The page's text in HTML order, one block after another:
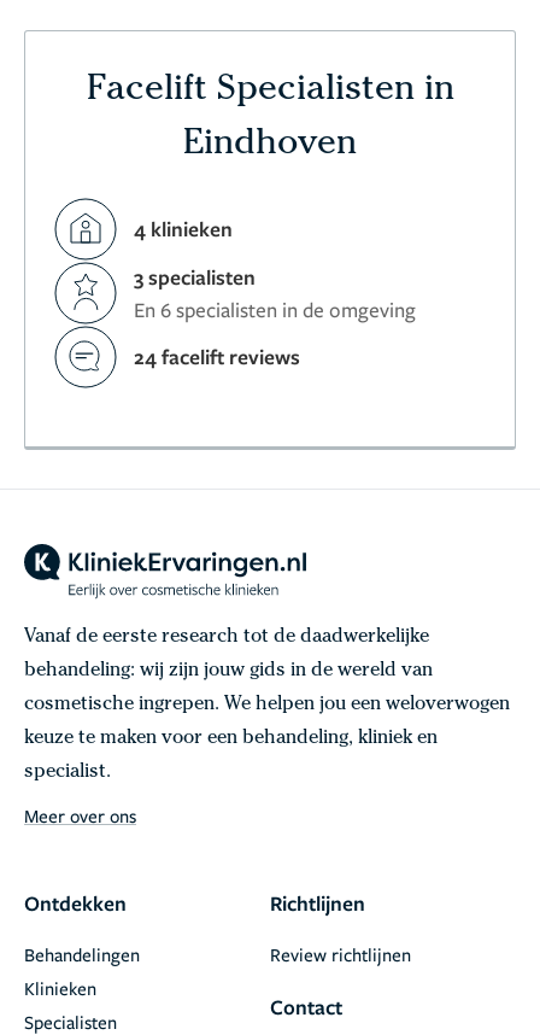
Facelift Specialisten in
Eindhoven
4 klinieken
3 specialisten
En 6 specialisten in de omgeving
24 facelift reviews
Vanaf de eerste research tot de daadwerkelijke
behandeling: wij zijn jouw gids in de wereld van
cosmetische ingrepen. We helpen jou een weloverwogen
keuze te maken voor een behandeling, kliniek en
specialist.
Meer over ons
Ontdekken
Behandelingen
Klinieken
Specialisten
Richtlijnen
Review richtlijnen
Contact